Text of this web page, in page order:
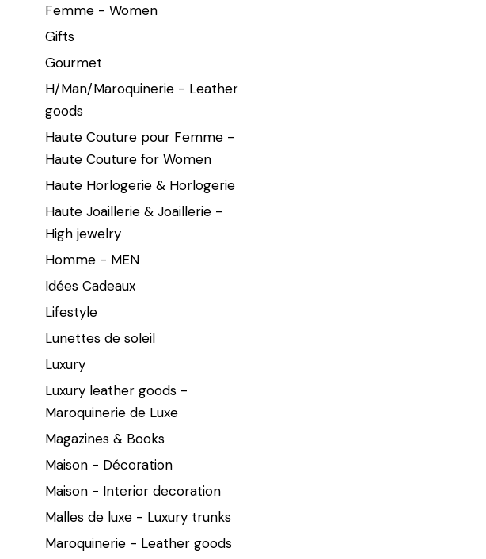
Femme - Women
Gifts
Gourmet
H/Man/Maroquinerie - Leather
goods
Haute Couture pour Femme -
Haute Couture for Women
Haute Horlogerie & Horlogerie
Haute Joaillerie & Joaillerie -
High jewelry
Homme - MEN
Idées Cadeaux
Lifestyle
Lunettes de soleil
Luxury
Luxury leather goods -
Maroquinerie de Luxe
Magazines & Books
Maison - Décoration
Maison - Interior decoration
Malles de luxe - Luxury trunks
Maroquinerie - Leather goods